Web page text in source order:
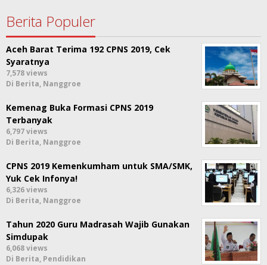
Berita Populer
Aceh Barat Terima 192 CPNS 2019, Cek
Syaratnya
7,578 views
Di Berita, Nanggroe
Kemenag Buka Formasi CPNS 2019
Terbanyak
6,797 views
Di Berita, Nanggroe
CPNS 2019 Kemenkumham untuk SMA/SMK,
Yuk Cek Infonya!
6,326 views
Di Berita, Nanggroe
Tahun 2020 Guru Madrasah Wajib Gunakan
Simdupak
6,068 views
Di Berita, Pendidikan